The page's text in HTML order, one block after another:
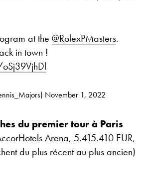
at the @RolexPMasters.
in town !
November 1, 2022
du premier tour à Paris
Arena, 5.415.410 EUR,
du plus récent au plus ancien)